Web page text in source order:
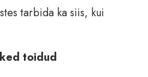
tarbida ka siis, kui
toidud